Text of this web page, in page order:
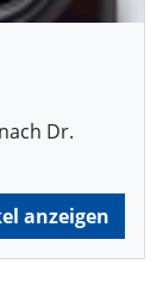
Dr.
anzeigen